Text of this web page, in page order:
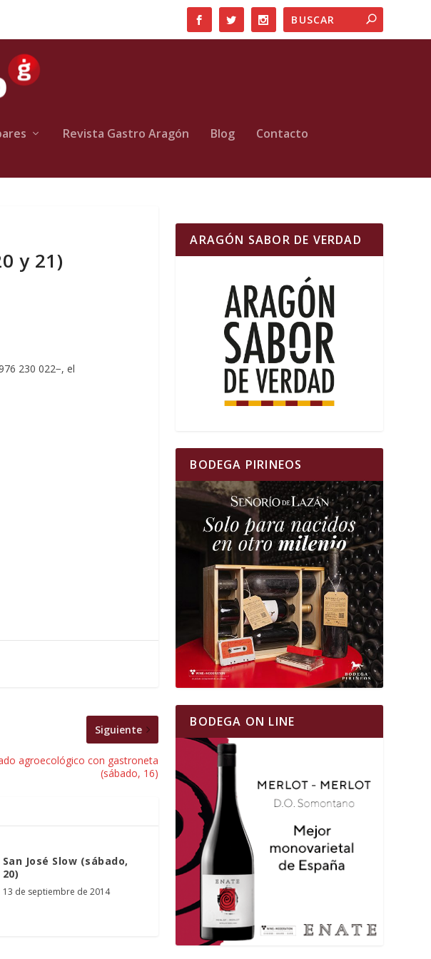
Revista Gastro Aragón Blog Contacto
y 21)
230 022−, el
Siguiente
agroecológico con gastroneta
(sábado, 16)
San José Slow (sábado,
20)
13 de septiembre de 2014
ARAGÓN SABOR DE VERDAD
BODEGA PIRINEOS
BODEGA ON LINE